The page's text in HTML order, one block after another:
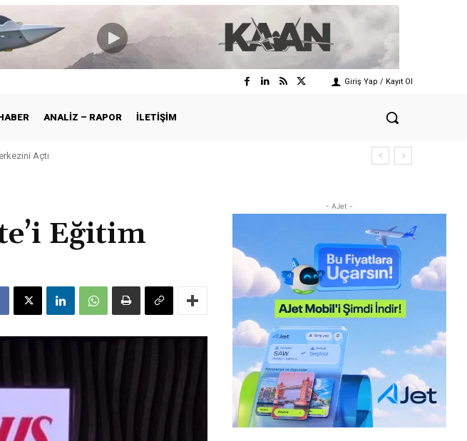
Giriş Yap / Kayıt Ol
ANALIZ – RAPOR İLETIŞIM
Açtı
Dönem
Eğitim
- AJet -